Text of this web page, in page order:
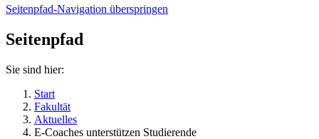
Seitenpfad-Navigation überspringen
Seitenpfad
Sie sind hier:
Start
Fakultät
Aktuelles
E-Coaches unterstützen Studierende